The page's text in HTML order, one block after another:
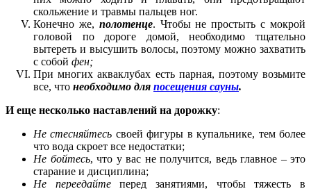
скольжение и травмы пальцев ног.
Конечно же, полотенце. Чтобы не простыть с мокрой
головой по дороге домой, необходимо тщательно
вытереть и высушить волосы, поэтому можно захватить
с собой фен;
При многих акваклубах есть парная, поэтому возьмите
все, что необходимо для посещения сауны.
И еще несколько наставлений на дорожку:
Не стесняйтесь своей фигуры в купальнике, тем более
что вода скроет все недостатки;
Не бойтесь, что у вас не получится, ведь главное – это
старание и дисциплина;
Не переедайтеперед занятиями, чтобы тяжесть в